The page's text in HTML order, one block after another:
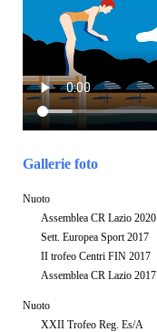
Gallerie foto
Nuoto
Assemblea CR Lazio 2020
Sett. Europea Sport 2017
II trofeo Centri FIN 2017
Assemblea CR Lazio 2017
Nuoto
XXII Trofeo Reg. Es/A